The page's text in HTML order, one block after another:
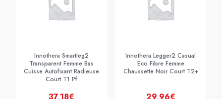
Innothera Smartleg2
Transparent Femme Bas
Cuisse Autofixant Radieuse
Court T1 Pf
Innothera Legger2 Casual
Eco Fibre Femme
Chaussette Noir Court T2+